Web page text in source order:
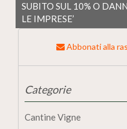
SUBITO SUL 10% O
LE IMPRESE’
Abbonati alla
Categorie
Cantine Vigne